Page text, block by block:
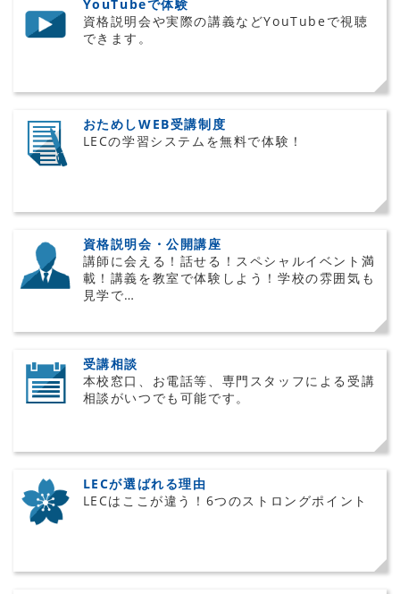
YouTubeで体験
資格説明会や実際の講義などYouTubeで視聴
できます。
おためしWEB受講制度
LECの学習システムを無料で体験！
資格説明会・公開講座
講師に会える！話せる！スペシャルイベント満
載！講義を教室で体験しよう！学校の雰囲気も
見学で…
受講相談
本校窓口、お電話等、専門スタッフによる受講
相談がいつでも可能です。
LECが選ばれる理由
LECはここが違う！6つのストロングポイント